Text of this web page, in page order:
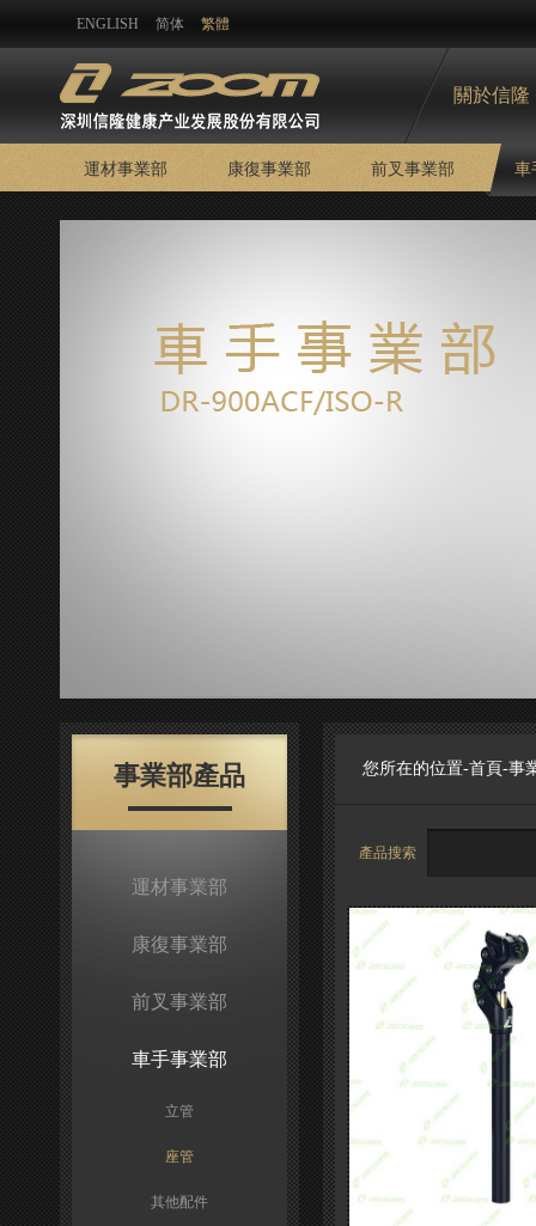
ENGLISH 简体 繁體
關於信隆
運材事業部 康復事業部 前叉事業部 車
事業部產品
運材事業部
康復事業部
前叉事業部
車手事業部
立管
座管
其他配件
您所在的位置-首頁-事
產品搜索